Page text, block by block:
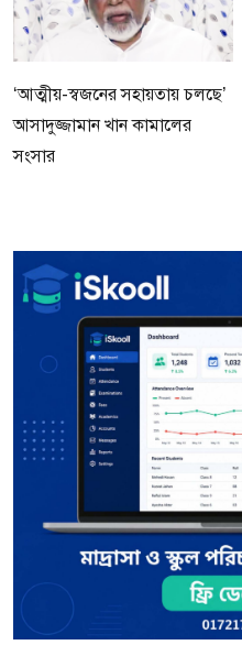
‘আত্মীয়-স্বজনের সহায়তায় চলছে’
আসাদুজ্জামান খান কামালের
সংসার